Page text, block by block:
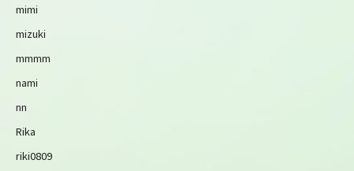
mimi
mizuki
mmmm
nami
nn
Rika
riki0809